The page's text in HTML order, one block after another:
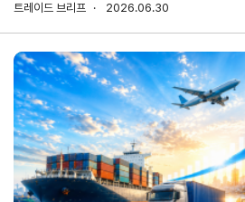
마이페이지
홈
KITA
.net
KITA
멤버
십
무
아
데
트레이드 브리프 2026.06.30